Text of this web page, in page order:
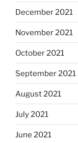
December 2021
November 2021
October 2021
September 2021
August 2021
July 2021
June 2021